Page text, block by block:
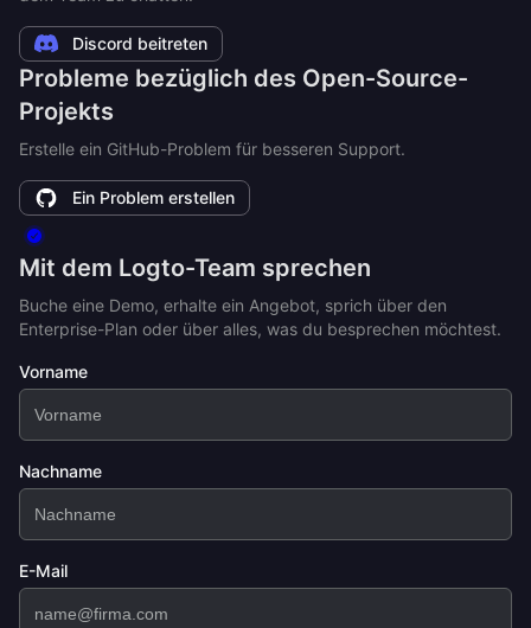
Discord beitreten
Probleme bezüglich des Open-Source-
Projekts
Erstelle ein GitHub-Problem für besseren Support.
Ein Problem erstellen
Mit dem Logto-Team sprechen
Buche eine Demo, erhalte ein Angebot, sprich über den
Enterprise-Plan oder über alles, was du besprechen möchtest.
Vorname
Nachname
E-Mail